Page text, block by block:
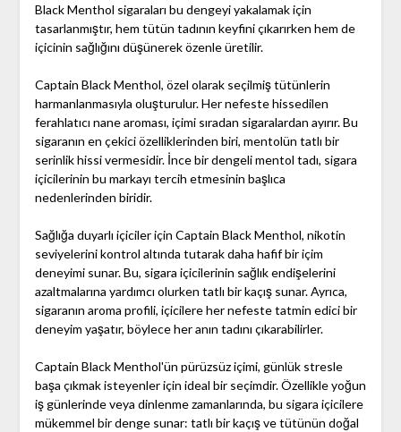
Black Menthol sigaraları bu dengeyi yakalamak için
tasarlanmıştır, hem tütün tadının keyfini çıkarırken hem de
içicinin sağlığını düşünerek özenle üretilir.
Captain Black Menthol, özel olarak seçilmiş tütünlerin
harmanlanmasıyla oluşturulur. Her nefeste hissedilen
ferahlatıcı nane aroması, içimi sıradan sigaralardan ayırır. Bu
sigaranın en çekici özelliklerinden biri, mentolün tatlı bir
serinlik hissi vermesidir. İnce bir dengeli mentol tadı, sigara
içicilerinin bu markayı tercih etmesinin başlıca
nedenlerinden biridir.
Sağlığa duyarlı içiciler için Captain Black Menthol, nikotin
seviyelerini kontrol altında tutarak daha hafif bir içim
deneyimi sunar. Bu, sigara içicilerinin sağlık endişelerini
azaltmalarına yardımcı olurken tatlı bir kaçış sunar. Ayrıca,
sigaranın aroma profili, içicilere her nefeste tatmin edici bir
deneyim yaşatır, böylece her anın tadını çıkarabilirler.
Captain Black Menthol'ün pürüzsüz içimi, günlük stresle
başa çıkmak isteyenler için ideal bir seçimdir. Özellikle yoğun
iş günlerinde veya dinlenme zamanlarında, bu sigara içicilere
mükemmel bir denge sunar: tatlı bir kaçış ve tütünün doğal